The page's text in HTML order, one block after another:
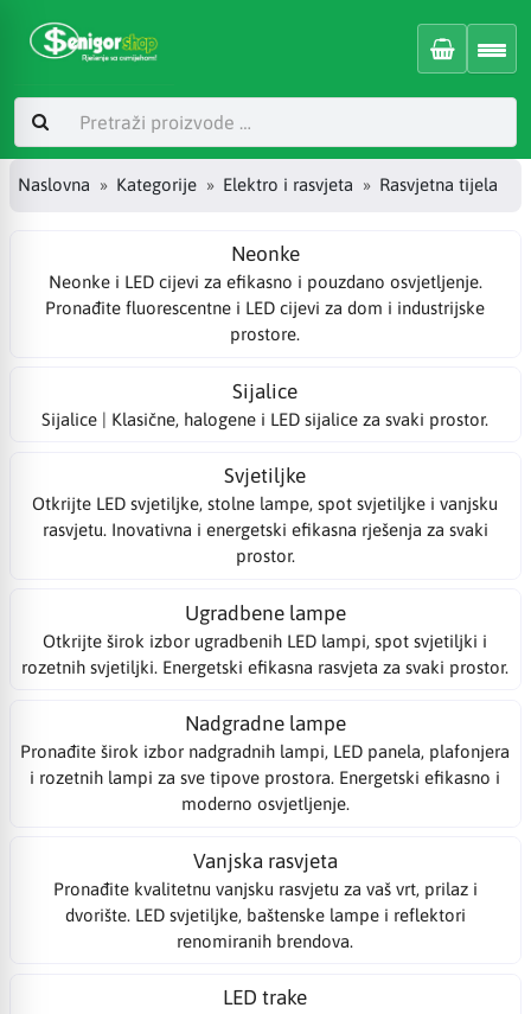
Naslovna Kategorije Elektro i rasvjeta Rasvjetna tijela
Neonke
Neonke i LED cijevi za efikasno i pouzdano osvjetljenje.
Pronađite fluorescentne i LED cijevi za dom i industrijske
prostore.
Sijalice
Sijalice | Klasične, halogene i LED sijalice za svaki prostor.
Svjetiljke
Otkrijte LED svjetiljke, stolne lampe, spot svjetiljke i vanjsku
rasvjetu. Inovativna i energetski efikasna rješenja za svaki
prostor.
Ugradbene lampe
Otkrijte širok izbor ugradbenih LED lampi, spot svjetiljki i
rozetnih svjetiljki. Energetski efikasna rasvjeta za svaki prostor.
Nadgradne lampe
Pronađite širok izbor nadgradnih lampi, LED panela, plafonjera
i rozetnih lampi za sve tipove prostora. Energetski efikasno i
moderno osvjetljenje.
Vanjska rasvjeta
Pronađite kvalitetnu vanjsku rasvjetu za vaš vrt, prilaz i
dvorište. LED svjetiljke, baštenske lampe i reflektori
renomiranih brendova.
LED trake